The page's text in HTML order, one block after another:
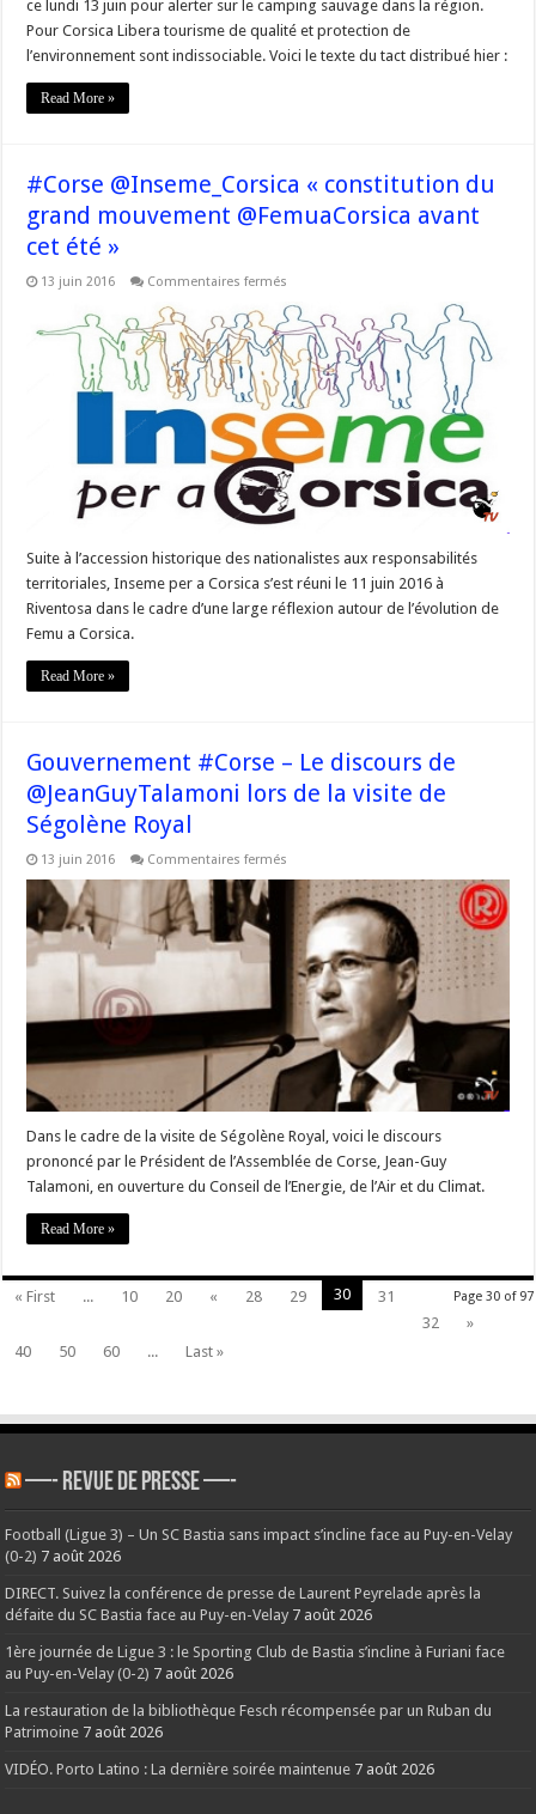
ce lundi 13 juin pour alerter sur le camping sauvage dans la région.
Pour Corsica Libera tourisme de qualité et protection de
l’environnement sont indissociable. Voici le texte du tact distribué hier :
Read More »
#Corse @Inseme_Corsica « constitution du
grand mouvement @FemuaCorsica avant
cet été »
13 juin 2016 Commentaires fermés
@Inseme_Corsica
« constitution
grand
mouvement
@FemuaCorsica
avant
cet
été »
Suite à l’accession historique des nationalistes aux responsabilités
territoriales, Inseme per a Corsica s’est réuni le 11 juin 2016 à
Riventosa dans le cadre d’une large réflexion autour de l’évolution de
Femu a Corsica.
Read More »
Gouvernement #Corse – Le discours de
@JeanGuyTalamoni lors de la visite de
Ségolène Royal
13 juin 2016 Commentaires fermés
#Corse
Le
discours
@JeanGuyTalamoni
lors
visite
de
Ségolène
Royal
Dans le cadre de la visite de Ségolène Royal, voici le discours
prononcé par le Président de l’Assemblée de Corse, Jean-Guy
Talamoni, en ouverture du Conseil de l’Energie, de l’Air et du Climat.
Read More »
Page 30 of 97
« First ... 10 20 « 28 29 30
31
32
»
40
50 60 ... Last »
—- REVUE DE PRESSE —-
Football (Ligue 3) – Un SC Bastia sans impact s’incline face au Puy-en-Velay
(0-2) 7 août 2026
DIRECT. Suivez la conférence de presse de Laurent Peyrelade après la
défaite du SC Bastia face au Puy-en-Velay 7 août 2026
1ère journée de Ligue 3 : le Sporting Club de Bastia s’incline à Furiani face
au Puy-en-Velay (0-2) 7 août 2026
La restauration de la bibliothèque Fesch récompensée par un Ruban du
Patrimoine 7 août 2026
VIDÉO. Porto Latino : La dernière soirée maintenue 7 août 2026